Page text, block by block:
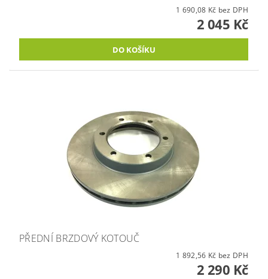
1 690,08 Kč bez DPH
2 045 Kč
PŘEDNÍ BRZDOVÝ KOTOUČ
1 892,56 Kč bez DPH
2 290 Kč